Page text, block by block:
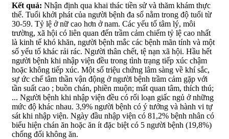
Kết quả: Nhận định qua khai thác tiền sử và thăm khám thực
thể. Tuổi khởi phát của người bệnh đa số nằm trong độ tuổi từ
30-59. Tỷ lệ ở nữ cao hơn ở nam. Các yếu tố tâm lý, môi
trường, xã hội có liên quan đến trầm cảm chiếm tỷ lệ cao nhất
là kinh tế khó khăn, người bệnh mắc các bệnh mãn tính và một
số yếu tố khác rải rác. Người thân chết, tệ nạn xã hội. Hầu hết
người bệnh khi nhập viện đều trong tình trạng tiếp xúc chậm
hoặc không tiếp xúc. Một số triệu chứng lâm sàng về khí sắc,
sự ức chế tâm thần vận động ở người bệnh trầm cảm gặp với
tần suất cao ; buồn chán, phiền muộn; mất quan tâm, thích thú;
... Người bệnh khi nhập viện đều có rối loạn giấc ngủ ở những
mức độ khác nhau. 3,9% người bệnh có ý tưởng và hành vi tự
sát khi nhập viện. Ngày đầu nhập viện có 81,2% bệnh nhân có
biểu hiện chán ăn hoặc ăn ít đặc biệt có 5 người bệnh (19,8%)
chống đối không ăn.